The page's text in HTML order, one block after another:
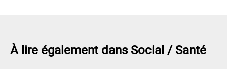
À lire également dans Social / Santé